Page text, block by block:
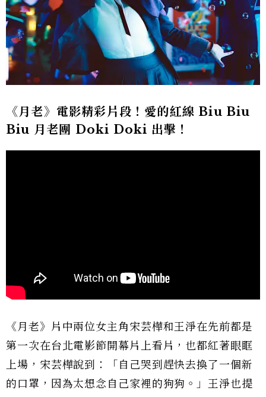
《月老》電影精彩片段！愛的紅線 Biu Biu
Biu 月老團 Doki Doki 出擊！
《月老》片中兩位女主角宋芸樺和王淨在先前都是
第一次在台北電影節開幕片上看片，也都紅著眼眶
上場，宋芸樺說到：「自己哭到趕快去換了一個新
的口罩，因為太想念自己家裡的狗狗。」王淨也提